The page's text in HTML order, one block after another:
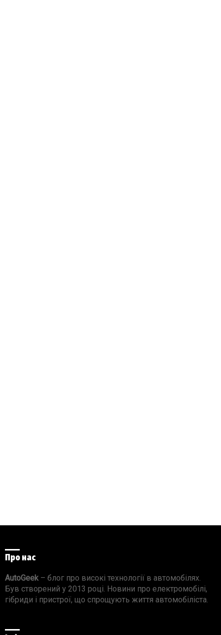
Про нас
AutoGeek– блог про високі технології в автомобілях.
Був створений у 2013 році. Новини про електромобілі,
гібриди і пристрої, що спрощують життя автомобіліста.